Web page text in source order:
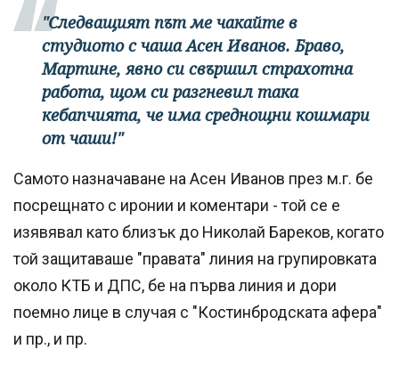
"Следващият път ме чакайте в
студиото с чаша Асен Иванов. Браво,
Мартине, явно си свършил страхотна
работа, щом си разгневил така
кебапчията, че има среднощни кошмари
от чаши!"
Самото назначаване на Асен Иванов през м.г. бе
посрещнато с иронии и коментари - той се е
изявявал като близък до Николай Бареков, когато
той защитаваше "правата" линия на групировката
около КТБ и ДПС, бе на първа линия и дори
поемно лице в случая с "Костинбродската афера"
и пр., и пр.